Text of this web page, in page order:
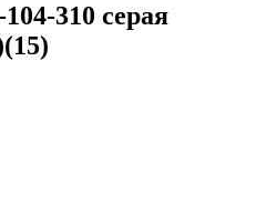
310 серая